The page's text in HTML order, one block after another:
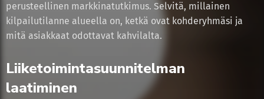
perusteellinen markkinatutkimus. Selvitä, millainen
kilpailutilanne alueella on, ketkä ovat kohderyhmäsi ja
mitä asiakkaat odottavat kahvilalta.
Liiketoimintasuunnitelman
laatiminen